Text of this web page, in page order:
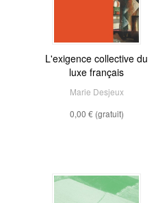
L'exigence collective du
luxe français
Marie Desjeux
0,00 € (gratuit)